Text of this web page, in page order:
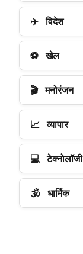
✈️ विदेश
⚽ खेल
🎬 मनोरंजन
📈 व्यापार
💻 टेक्नोलॉजी
🕉️ धार्मिक